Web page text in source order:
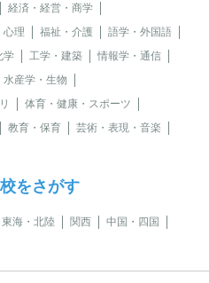
経済・経営・商学
心理 福祉・介護
語学・外国語
学 工学・建築
情報学・通信
水産学・生物
体育・健康・スポーツ
教育・保育
芸術・表現・音楽
をさがす
東海・北陸 関西
中国・四国